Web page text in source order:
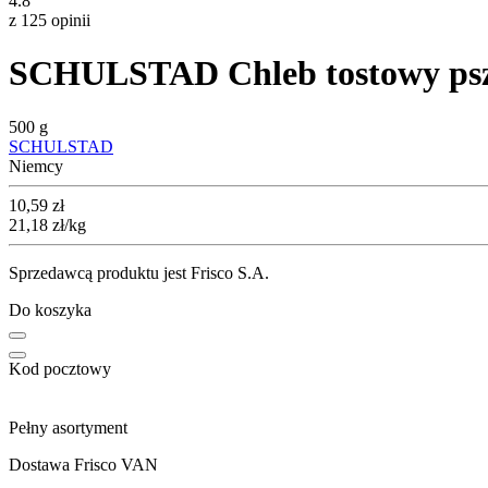
z 125 opinii
SCHULSTAD Chleb tostowy
500 g
SCHULSTAD
Niemcy
Cena
10,59 zł
21,18 zł/kg
Sprzedawcą produktu jest Frisco S.A.
Do koszyka
Kod pocztowy
Pełny asortyment
Dostawa Frisco VAN